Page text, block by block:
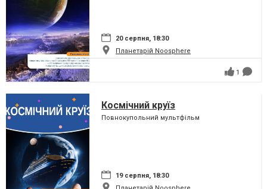
20 серпня, 18:30
Планетарій Noosphere
1
Космічний круїз
Повнокупольний мультфільм
19 серпня, 18:30